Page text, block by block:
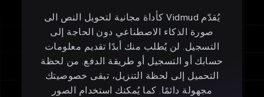
يُقدّم Vidmud كأداة مجانية لتحويل النص الى
صورة الذكاء الاصطناعي دون الحاجة إلى
التسجيل. لن يُطلب منك أبدًا تقديم معلومات
حسابك أو التسجيل أو طريقة الدفع. من لحظة
التحميل إلى لحظة التنزيل، تبقى خصوصيتك
مجهولة دائمًا. كما يُمكنك استخدام الصور